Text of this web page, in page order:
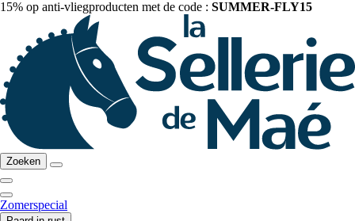
15% op anti-vliegproducten met de code : SUMMER-FLY15
Zoeken
Zomerspecial